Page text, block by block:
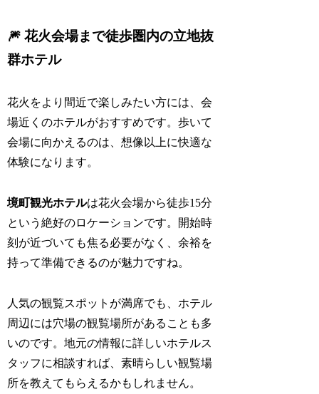
🎆 花火会場まで徒歩圏内の立地抜
群ホテル
花火をより間近で楽しみたい方には、会
場近くのホテルがおすすめです。歩いて
会場に向かえるのは、想像以上に快適な
体験になります。
境町観光ホテルは花火会場から徒歩15分
という絶好のロケーションです。開始時
刻が近づいても焦る必要がなく、余裕を
持って準備できるのが魅力ですね。
人気の観覧スポットが満席でも、ホテル
周辺には穴場の観覧場所があることも多
いのです。地元の情報に詳しいホテルス
タッフに相談すれば、素晴らしい観覧場
所を教えてもらえるかもしれません。